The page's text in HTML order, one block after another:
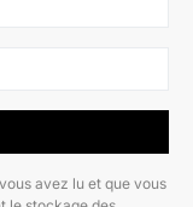
avez lu et que vous